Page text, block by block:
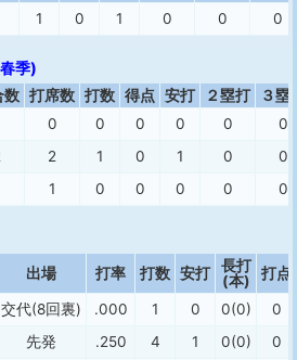
1 0 1 0 0 0
季)
数 打席数 打数 得点 安打 ２塁打
３塁
0 0 0 0 0
0
2 1 0 1 0
0
1 0 0 0 0 0
出場 打率 打数 安打
長打
(本)
打点
交代(8回裏) .000 1 0 0(0)
0
先発 .250 4 1 0(0)
0